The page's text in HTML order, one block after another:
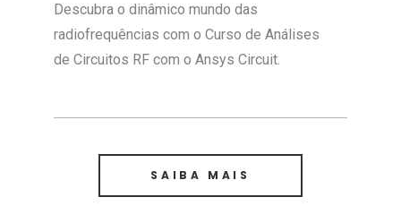
Descubra o dinâmico mundo das
radiofrequências com o Curso de Análises
de Circuitos RF com o Ansys Circuit.
SAIBA MAIS